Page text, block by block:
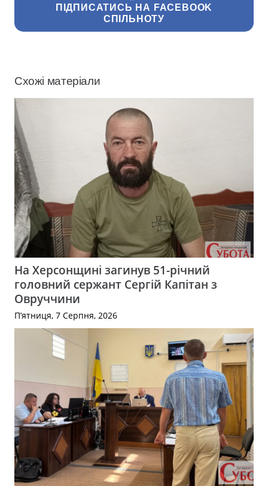
ПІДПИСАТИСЬ НА FACEBOOK
СПІЛЬНОТУ
Схожі матеріали
На Херсонщині загинув 51-річний
головний сержант Сергій Капітан з
Овруччини
П’ятниця, 7 Серпня, 2026